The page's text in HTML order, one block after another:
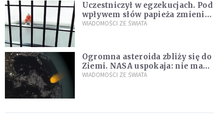
Uczestniczył w egzekucjach. Pod
wpływem słów papieża zmienił
zdanie
WIADOMOŚCI ZE ŚWIATA
Ogromna asteroida zbliży się do
Ziemi. NASA uspokaja: nie ma
zagrożenia
WIADOMOŚCI ZE ŚWIATA